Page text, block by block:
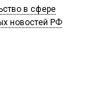
в сфере
новостей РФ